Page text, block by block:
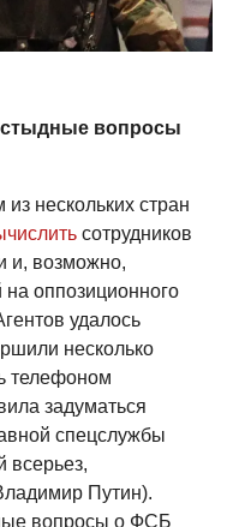
стыдные вопросы
нескольких стран
сотрудников
и, возможно,
оппозиционного
удалось
несколько
телефоном
задуматься
спецслужбы
всерьез,
Путин).
вопросы о ФСБ